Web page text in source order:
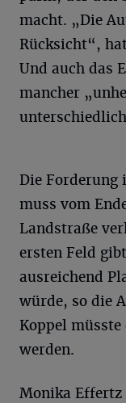
macht. „Die
Rücksicht“,
Und auch das
mancher
Die Forderung
muss vom
Landstraße
ersten Feld
ausreichend
würde, so die
Koppel
werden.
Monika Effertz